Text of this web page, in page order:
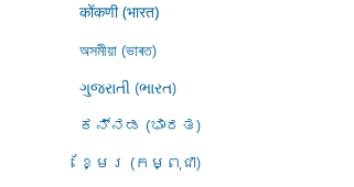
कोंकणी (भारत)
অসমীয়া (ভাৰত)
ગુજરાતી (ભારત)
ಕನ್ನಡ (ಭಾರತ)
ខ្មែរ (កម្ពុជា)